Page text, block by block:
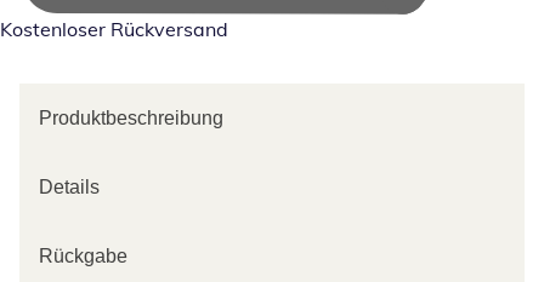
Kostenloser Rückversand
Produktbeschreibung
Details
Rückgabe